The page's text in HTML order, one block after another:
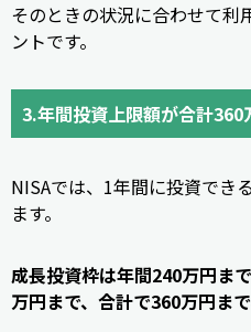
そのときの状況に合わせて利
ントです。
3.年間投資上限額が合計360
NISAでは、1年間に投資でき
ます。
成長投資枠は年間240万円ま
万円まで、合計で360万円ま